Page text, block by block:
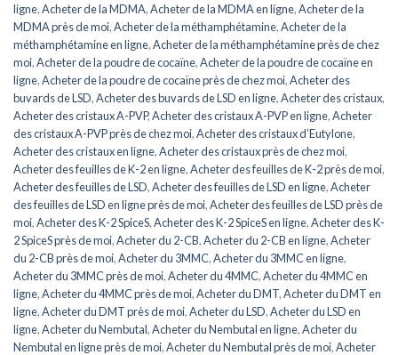
ligne,Acheter de la MDMA,Acheter de la MDMA en ligne,Acheter de la
MDMA près de moi,Acheter de la méthamphétamine,Acheter de la
méthamphétamine en ligne,Acheter de la méthamphétamine près de chez
moi,Acheter de la poudre de cocaïne,Acheter de la poudre de cocaïne en
ligne,Acheter de la poudre de cocaïne près de chez moi,Acheter des
buvards de LSD,Acheter des buvards de LSD en ligne,Acheter des cristaux,
Acheter des cristaux A-PVP,Acheter des cristaux A-PVP en ligne,Acheter
des cristaux A-PVP près de chez moi,Acheter des cristaux d’Eutylone,
Acheter des cristaux en ligne,Acheter des cristaux près de chez moi,
Acheter des feuilles de K-2 en ligne,Acheter des feuilles de K-2 près de moi,
Acheter des feuilles de LSD,Acheter des feuilles de LSD en ligne,Acheter
des feuilles de LSD en ligne près de moi,Acheter des feuilles de LSD près de
moi,Acheter des K-2 SpiceS,Acheter des K-2 SpiceS en ligne,Acheter des K-
2 SpiceS près de moi,Acheter du 2-CB,Acheter du 2-CB en ligne,Acheter
du 2-CB près de moi,Acheter du 3MMC,Acheter du 3MMC en ligne,
Acheter du 3MMC près de moi,Acheter du 4MMC,Acheter du 4MMC en
ligne,Acheter du 4MMC près de moi,Acheter du DMT,Acheter du DMT en
ligne,Acheter du DMT près de moi,Acheter du LSD,Acheter du LSD en
ligne,Acheter du Nembutal,Acheter du Nembutal en ligne,Acheter du
Nembutal en ligne près de moi,Acheter du Nembutal près de moi,Acheter